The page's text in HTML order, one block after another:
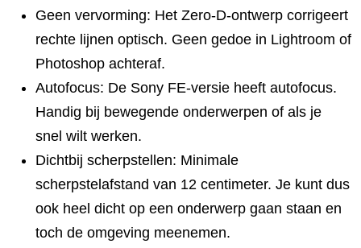
Geen vervorming: Het Zero-D-ontwerp corrigeert
rechte lijnen optisch. Geen gedoe in Lightroom of
Photoshop achteraf.
Autofocus: De Sony FE-versie heeft autofocus.
Handig bij bewegende onderwerpen of als je
snel wilt werken.
Dichtbij scherpstellen: Minimale
scherpstelafstand van 12 centimeter. Je kunt dus
ook heel dicht op een onderwerp gaan staan en
toch de omgeving meenemen.